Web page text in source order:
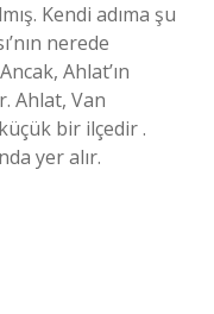
Kendi adıma şu
nerede
Ahlat’ın
Ahlat, Van
küçük bir ilçedir .
yer alır.